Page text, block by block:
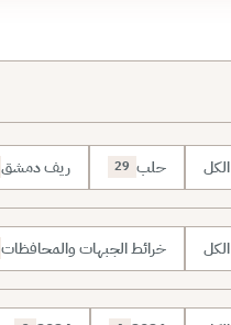
الكل حلب 29 ريف دمشق
الكل خرائط الجبهات والمحافظات